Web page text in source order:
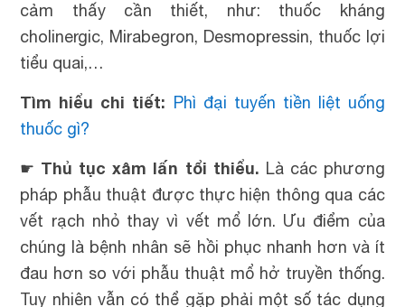
cảm thấy cần thiết, như: thuốc kháng
cholinergic, Mirabegron, Desmopressin, thuốc lợi
tiểu quai,…
Tìm hiểu chi tiết: Phì đại tuyến tiền liệt uống
thuốc gì?
☛ Thủ tục xâm lấn tổi thiểu. Là các phương
pháp phẫu thuật được thực hiện thông qua các
vết rạch nhỏ thay vì vết mổ lớn. Ưu điểm của
chúng là bệnh nhân sẽ hồi phục nhanh hơn và ít
đau hơn so với phẫu thuật mổ hở truyền thống.
Tuy nhiên vẫn có thể gặp phải một số tác dụng